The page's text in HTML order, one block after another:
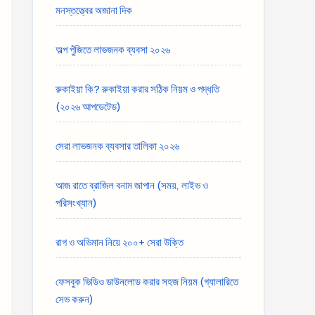
মনস্তত্ত্বের অজানা দিক
অল্প পুঁজিতে লাভজনক ব্যবসা ২০২৬
রুকাইয়া কি? রুকাইয়া করার সঠিক নিয়ম ও পদ্ধতি
(২০২৬ আপডেটেড)
সেরা লাভজনক ব্যবসার তালিকা ২০২৬
আজ রাতে ব্রাজিল বনাম জাপান (সময়, লাইভ ও
পরিসংখ্যান)
রাগ ও অভিমান নিয়ে ২০০+ সেরা উক্তি
ফেসবুক ভিডিও ডাউনলোড করার সহজ নিয়ম (গ্যালারিতে
সেভ করুন)